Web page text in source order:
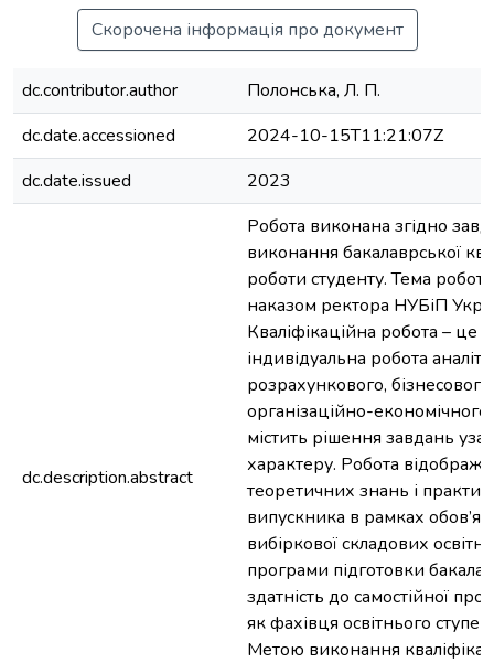
Скорочена інформація про документ
dc.contributor.author
Полонська, Л. П.
dc.date.accessioned
2024-10-15T11:21:07Z
dc.date.issued
2023
dc.description.abstract
Робота виконана згідно
виконання бакалаврської
роботи студенту. Тема
наказом ректора НУБіП
Кваліфікаційна робота – це
індивідуальна робота
розрахункового,
організаційно-
містить рішення завдань
характеру. Робота
теоретичних знань і
випускника в рамках
вибіркової складових
програми підготовки
здатність до самостійної
як фахівця освітнього
Метою виконання